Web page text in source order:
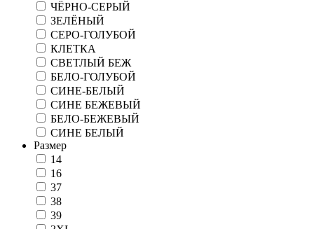
ЧЁРНО-СЕРЫЙ
ЗЕЛЁНЫЙ
СЕРО-ГОЛУБОЙ
КЛЕТКА
СВЕТЛЫЙ БЕЖ
БЕЛО-ГОЛУБОЙ
СИНЕ-БЕЛЫЙ
СИНЕ БЕЖЕВЫЙ
БЕЛО-БЕЖЕВЫЙ
СИНЕ БЕЛЫЙ
Размер
14
16
37
38
39